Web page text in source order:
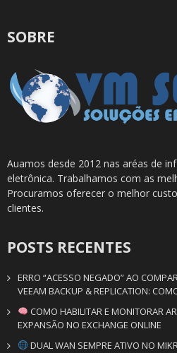
SOBRE
Auamos desde 2012 nas aréas de
eletrônica. Trabalhamos com as
Procuramos oferecer o melhor
clientes.
POSTS RECENTES
ERRO “ACESSO NEGADO” AO
VEEAM BACKUP & REPLICATION:
COMO HABILITAR E MONITORAR
EXPANSÃO NO EXCHANGE ONLINE
DUAL WAN SEMPRE ATIVO NO